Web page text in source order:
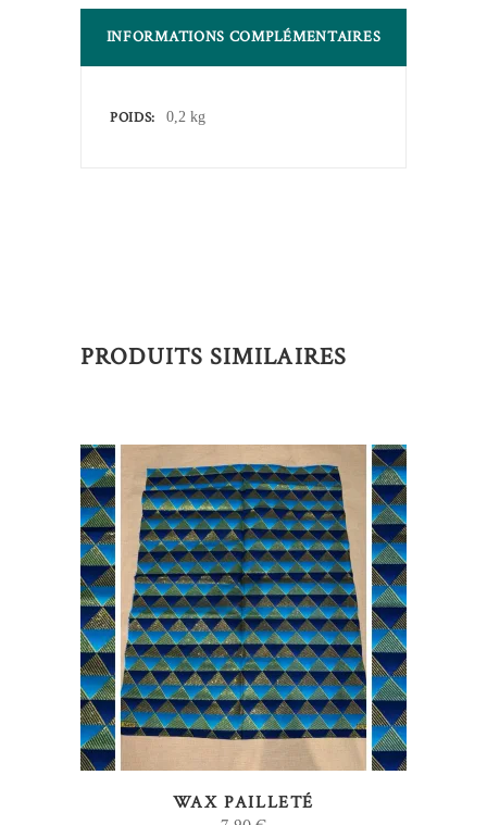
INFORMATIONS COMPLÉMENTAIRES
POIDS 0,2 kg
PRODUITS SIMILAIRES
AJOUTER AU PANIER
WAX PAILLETÉ